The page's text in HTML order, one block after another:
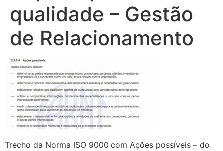
qualidade – Gestão
de Relacionamento
Trecho da Norma ISO 9000 com Ações possíveis – do